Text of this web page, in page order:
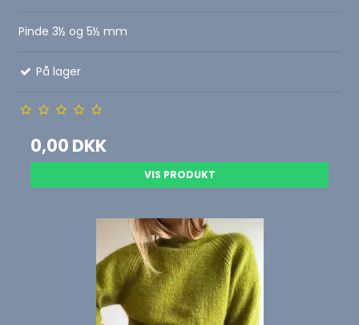
Pinde 3½ og 5½ mm
På lager
0,00 DKK
VIS PRODUKT